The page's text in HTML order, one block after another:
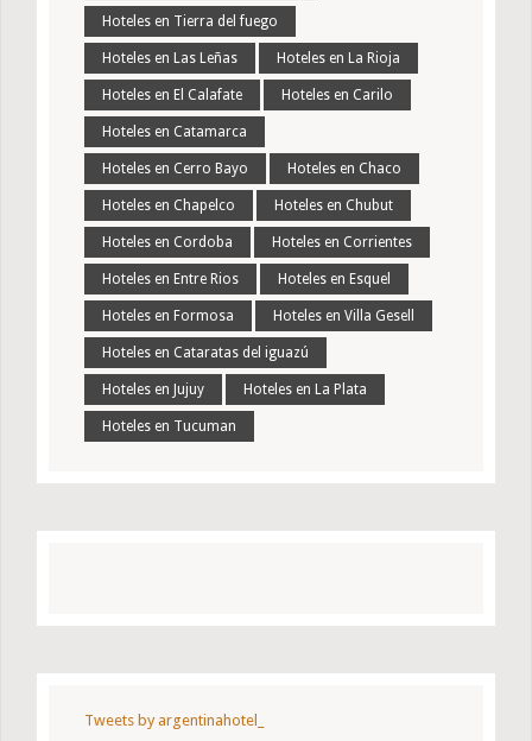
Hoteles en Tierra del fuego
Hoteles en Las Leñas Hoteles en La Rioja
Hoteles en El Calafate Hoteles en Carilo
Hoteles en Catamarca
Hoteles en Cerro Bayo Hoteles en Chaco
Hoteles en Chapelco Hoteles en Chubut
Hoteles en Cordoba Hoteles en Corrientes
Hoteles en Entre Rios Hoteles en Esquel
Hoteles en Formosa Hoteles en Villa Gesell
Hoteles en Cataratas del iguazú
Hoteles en Jujuy Hoteles en La Plata
Hoteles en Tucuman
Tweets by argentinahotel_